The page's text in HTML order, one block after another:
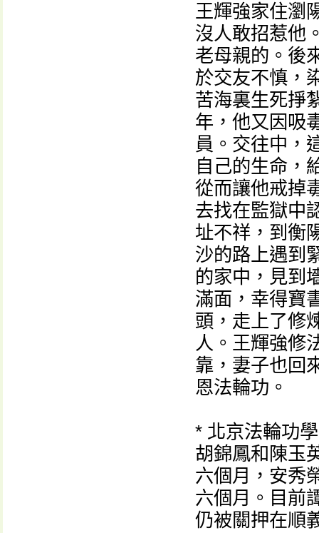
王輝強家住瀏
沒人敢招惹他
老母親的。後
於交友不慎，
苦海裏生死掙
年，他又因吸
員。交往中，
自己的生命，
從而讓他戒掉
去找在監獄中
址不祥，到衡
沙的路上遇到
的家中，見到
滿面，幸得寶
頭，走上了修
人。王輝強修
靠，妻子也回
恩法輪功。
* 北京法輪功
胡錦鳳和陳玉
六個月，安秀
六個月。目前
仍被關押在順